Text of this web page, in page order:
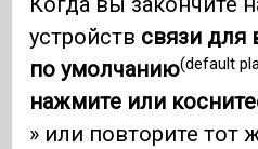
устройств связи для
по умолчанию(default
нажмите или
» или повторите тот